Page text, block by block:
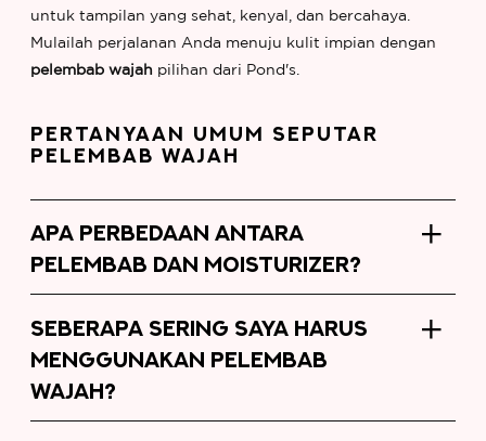
untuk tampilan yang sehat, kenyal, dan bercahaya.
Mulailah perjalanan Anda menuju kulit impian dengan
pelembab wajah pilihan dari Pond's.
PERTANYAAN UMUM SEPUTAR
PELEMBAB WAJAH
APA PERBEDAAN ANTARA
PELEMBAB DAN MOISTURIZER?
SEBERAPA SERING SAYA HARUS
MENGGUNAKAN PELEMBAB
WAJAH?